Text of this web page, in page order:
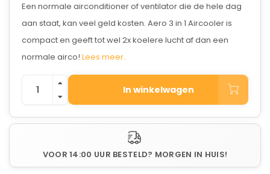
Een normale airconditioner of ventilator die de hele dag
aan staat, kan veel geld kosten. Aero 3 in 1 Aircooler is
compact en geeft tot wel 2x koelere lucht af dan een
normale airco! Lees meer..
In winkelwagen
VOOR 14:00 UUR BESTELD? MORGEN IN HUIS!